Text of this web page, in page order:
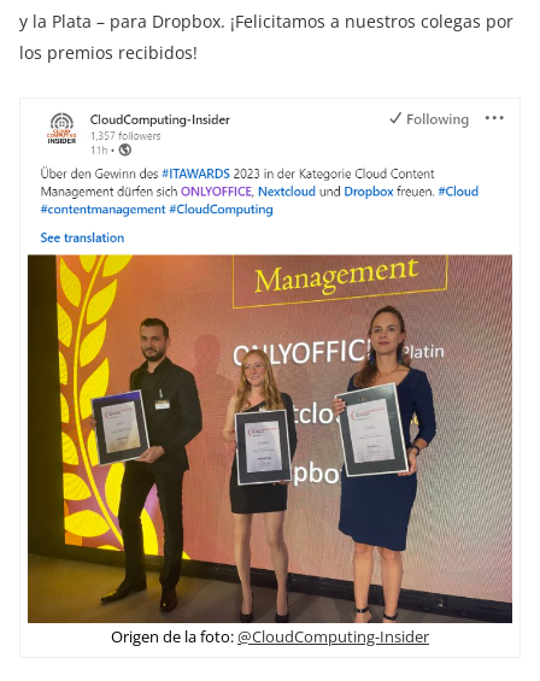
y la Plata – para Dropbox. ¡Felicitamos a nuestros colegas por
los premios recibidos!
Origen de la foto:@CloudComputing-Insider